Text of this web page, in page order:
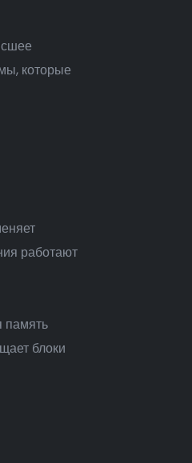
которые
работают
память
блоки